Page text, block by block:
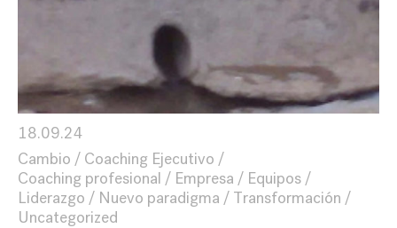
18.09.24
Cambio
Coaching Ejecutivo
Coaching profesional
Empresa
Equipos
Liderazgo
Nuevo paradigma
Transformación
Uncategorized